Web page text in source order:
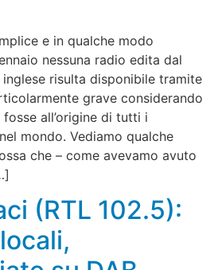
e in qualche modo
nessuna radio edita dal
risulta disponibile tramite
grave considerando
all’origine di tutti i
mondo. Vediamo qualche
che – come avevamo avuto
(RTL 102.5):